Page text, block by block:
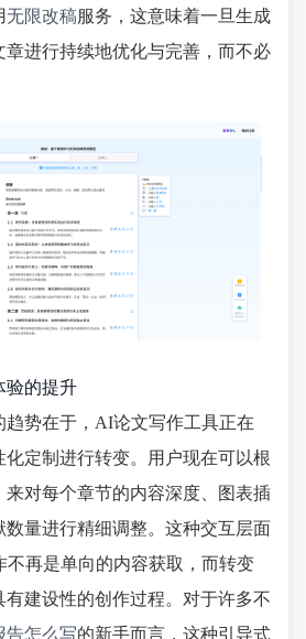
无限改稿服务，这意味着一旦生成
章进行持续地优化与完善，而不必
验的提升
趋势在于，AI论文写作工具正在
化定制进行转变。用户现在可以根
来对每个章节的内容深度、图表插
数量进行精细调整。这种交互层面
不再是单向的内容获取，而转变
有建设性的创作过程。对于许多不
告怎么写的新手而言，这种引导式